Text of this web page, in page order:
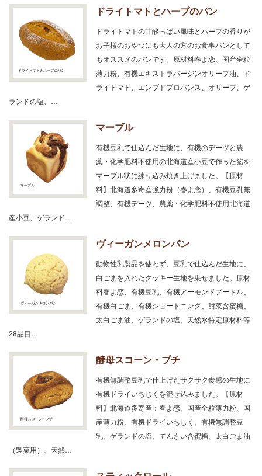
ドライトマトとハーブのパン
ドライトマトの甘酸っぱい風味とハーブの香りが
お子様のおやつにも大人の方のお食事パンとして
もオススメのパンです。原材料春よ恋、国産全粒
薄力粉、有機エキストラバージンオリーブ油、ド
ライトマト、エンブドプロバンス、オリーブ、ゲ
ランドの塩、…
マーブル
有機豆乳で仕込んだ生地に、有機のデーツと農
薬・化学肥料不使用の北海道産小豆で作った餡を
マーブル状に練り込み焼き上げました。【原材
料】北海道多寄産強力粉（春よ恋）、有機豆乳無
調整、有機デーツ、農薬・化学肥料不使用北海道
産小豆、ゲランド…
ヴィーガンメロンパン
動物性乳製品を使わず、豆乳で仕込んだ生地に、
白ごまを入れたクッキー生地を乗せました。原材
料春よ恋、有機豆乳、有機アーモンドプードル、
有機白ごま、有機ショートニング、甜菜含蜜糖、
太白ごま油、ゲランドの塩、天然水特定原材料等
28品目…
酵母スコーン・プチ
有機無調整豆乳で仕上げたサクサク食感の生地に
有機ドライいちじくを混ぜ込みました。【原材
料】北海道多寄産：春よ恋、国産全粒薄力粉、国
産薄力粉、有機ドライいちじく、有機無調整豆
乳、ゲランドの塩、てんさい含蜜糖、太白ごま油
（製菓用）、天然…